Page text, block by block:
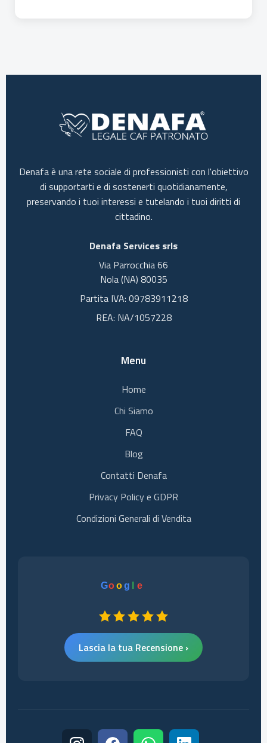
Denafa è una rete sociale di professionisti con l'obiettivo
di supportarti e di sostenerti quotidianamente,
preservando i tuoi interessi e tutelando i tuoi diritti di
cittadino.
Denafa Services srls
Via Parrocchia 66
Nola (NA) 80035
Partita IVA: 09783911218
REA: NA/1057228
Menu
Home
Chi Siamo
FAQ
Blog
Contatti Denafa
Privacy Policy e GDPR
Condizioni Generali di Vendita
Goog e
Lascia la tua Recensione ›